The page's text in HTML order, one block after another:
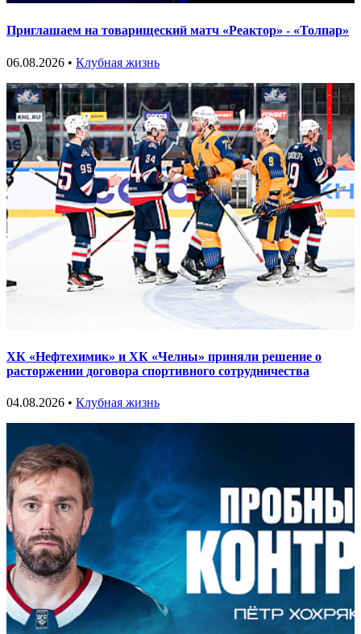
Приглашаем на товарищеский матч «Реактор» - «Толпар»
06.08.2026 • Клубная жизнь
ХК «Нефтехимик» и ХК «Челны» приняли решение о
расторжении договора спортивного сотрудничества
04.08.2026 • Клубная жизнь